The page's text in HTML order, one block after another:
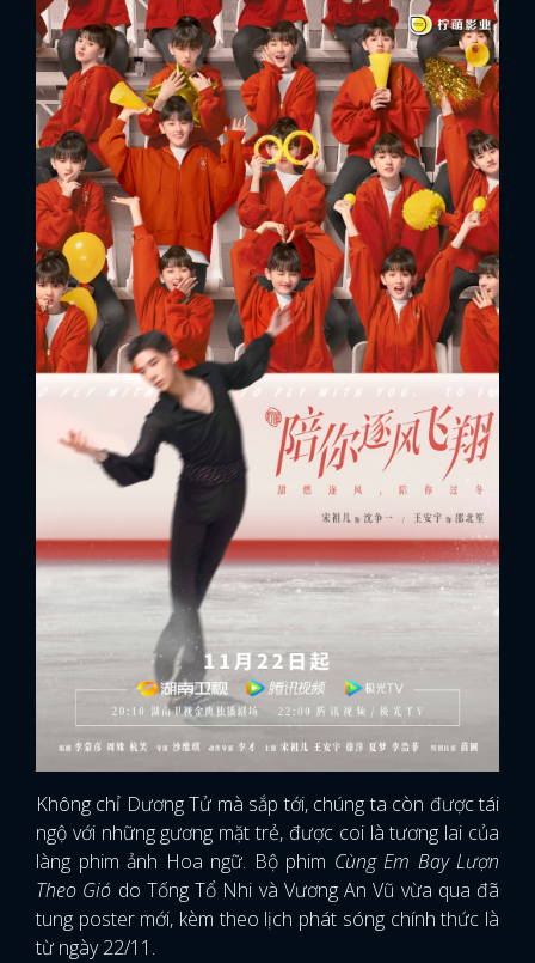
FACEBOOK GOOGLE
Không chỉ Dương Tử mà sắp tới, chúng ta còn được tái
ngộ với những gương mặt trẻ, được coi là tương lai của
làng phim ảnh Hoa ngữ. Bộ phim Cùng Em Bay Lượn
Theo Gió do Tống Tổ Nhi và Vương An Vũ vừa qua đã
tung poster mới, kèm theo lịch phát sóng chính thức là
từ ngày 22/11.